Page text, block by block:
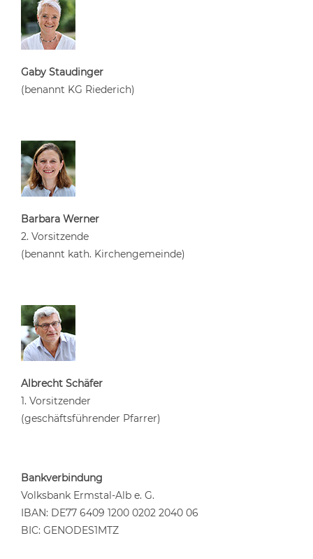
Gaby Staudinger
(benannt KG Riederich)
Barbara Werner
2. Vorsitzende
(benannt kath. Kirchengemeinde)
Albrecht Schäfer
1. Vorsitzender
(geschäftsführender Pfarrer)
Bankverbindung
Volksbank Ermstal-Alb e. G.
IBAN: DE77 6409 1200 0202 2040 06
BIC: GENODES1MTZ